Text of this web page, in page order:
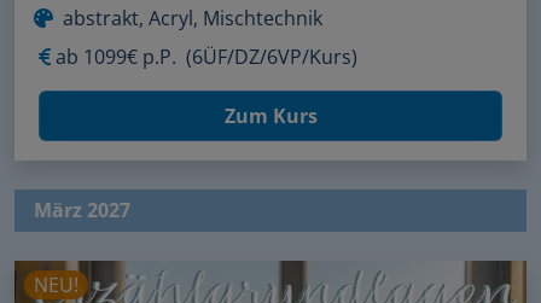
abstrakt, Acryl, Mischtechnik
ab 1099€ p.P. (6ÜF/DZ/6VP/Kurs)
Zum Kurs
März 2027
NEU!